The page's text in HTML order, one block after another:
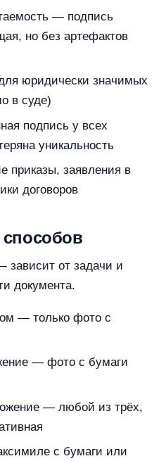
— подпись
но без артефактов
юридически значимых
в суде)
подпись у всех
уникальность
приказы, заявления в
договоров
зависит от задачи и
документа.
— только фото с
— фото с бумаги
— любой из трёх,
с бумаги или